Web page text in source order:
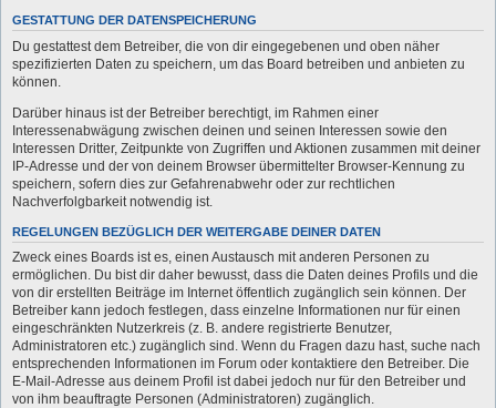
GESTATTUNG DER DATENSPEICHERUNG
Du gestattest dem Betreiber, die von dir eingegebenen und oben näher
spezifizierten Daten zu speichern, um das Board betreiben und anbieten zu
können.
Darüber hinaus ist der Betreiber berechtigt, im Rahmen einer
Interessenabwägung zwischen deinen und seinen Interessen sowie den
Interessen Dritter, Zeitpunkte von Zugriffen und Aktionen zusammen mit deiner
IP-Adresse und der von deinem Browser übermittelter Browser-Kennung zu
speichern, sofern dies zur Gefahrenabwehr oder zur rechtlichen
Nachverfolgbarkeit notwendig ist.
REGELUNGEN BEZÜGLICH DER WEITERGABE DEINER DATEN
Zweck eines Boards ist es, einen Austausch mit anderen Personen zu
ermöglichen. Du bist dir daher bewusst, dass die Daten deines Profils und die
von dir erstellten Beiträge im Internet öffentlich zugänglich sein können. Der
Betreiber kann jedoch festlegen, dass einzelne Informationen nur für einen
eingeschränkten Nutzerkreis (z. B. andere registrierte Benutzer,
Administratoren etc.) zugänglich sind. Wenn du Fragen dazu hast, suche nach
entsprechenden Informationen im Forum oder kontaktiere den Betreiber. Die
E-Mail-Adresse aus deinem Profil ist dabei jedoch nur für den Betreiber und
von ihm beauftragte Personen (Administratoren) zugänglich.